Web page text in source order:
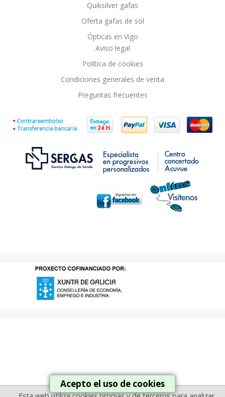
Quiksilver gafas
Oferta gafas de sol
Ópticas en Vigo
Aviso legal
Política de cookies
Condiciones generales de venta
Preguntas frecuentes
Acepto el uso de cookies